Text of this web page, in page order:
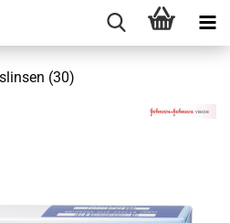
(30)